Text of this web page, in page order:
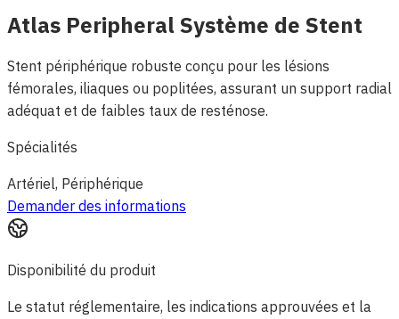
Atlas Peripheral Système de Stent
Stent périphérique robuste conçu pour les lésions
fémorales, iliaques ou poplitées, assurant un support radial
adéquat et de faibles taux de resténose.
Spécialités
Artériel, Périphérique
Demander des informations
Disponibilité du produit
Le statut réglementaire, les indications approuvées et la